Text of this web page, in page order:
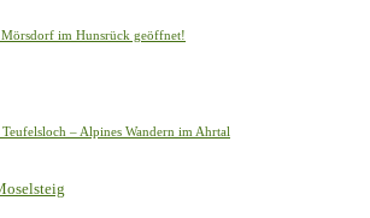
im Hunsrück geöffnet!
– Alpines Wandern im Ahrtal